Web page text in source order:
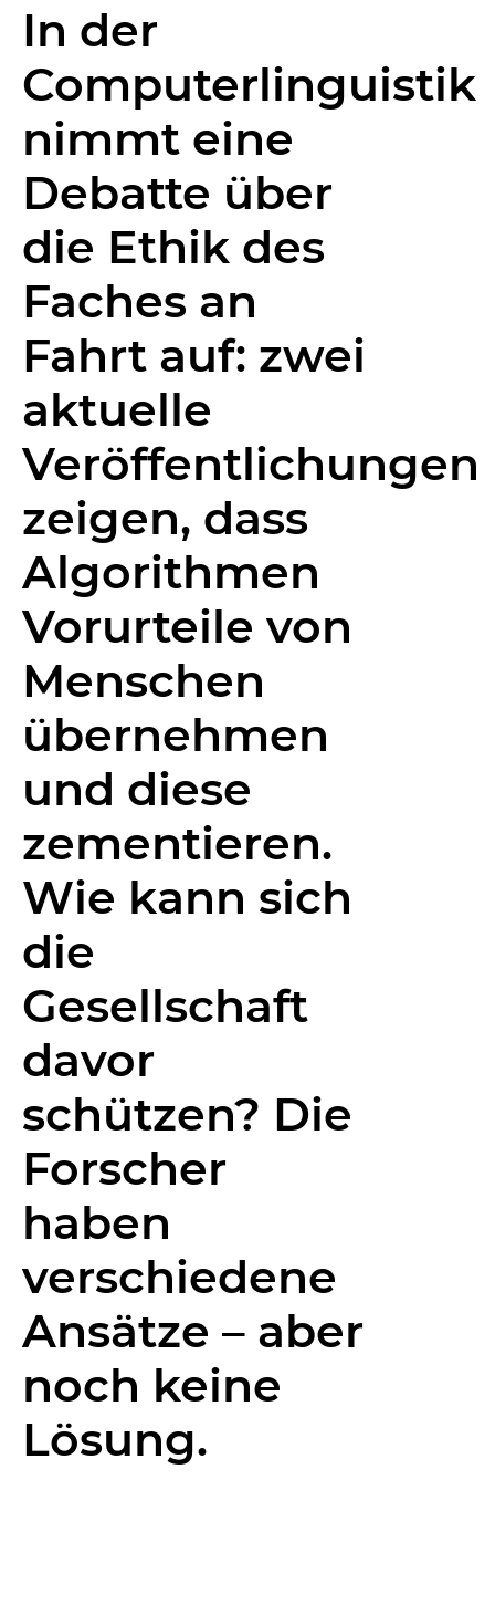
In der
Computerlinguistik
nimmt eine
Debatte über
die Ethik des
Faches an
Fahrt auf: zwei
aktuelle
Veröffentlichungen
zeigen, dass
Algorithmen
Vorurteile von
Menschen
übernehmen
und diese
zementieren.
Wie kann sich
die
Gesellschaft
davor
schützen? Die
Forscher
haben
verschiedene
Ansätze – aber
noch keine
Lösung.